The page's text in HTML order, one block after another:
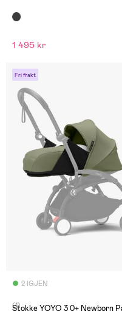
1 495 kr
Fri frakt
2 IGJEN
(1)
Stokke YOYO 3 0+ Newborn